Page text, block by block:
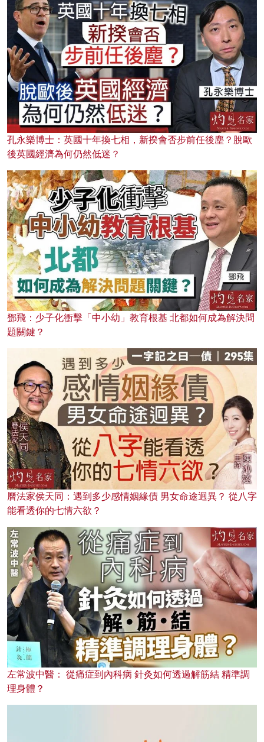
孔永樂博士：英國十年換七相，新揆會否步前任後塵？脫歐
後英國經濟為何仍然低迷？
鄧飛：少子化衝擊「中小幼」教育根基 北都如何成為解決問
題關鍵？
曆法家侯天同：遇到多少感情姻緣債 男女命途迥異？ 從八字
能看透你的七情六欲？
左常波中醫： 從痛症到內科病 針灸如何透過解筋結 精準調
理身體？